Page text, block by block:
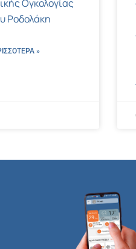
Ογκολογίας
Ροδολάκη
»